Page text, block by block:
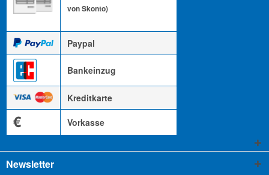
von Skonto)
Paypal
Bankeinzug
Kreditkarte
€ Vorkasse
Newsletter